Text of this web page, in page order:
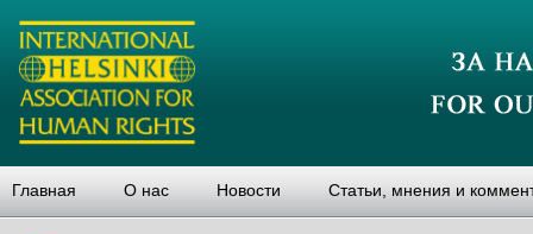
Главная О нас Новости Статьи, мнения и